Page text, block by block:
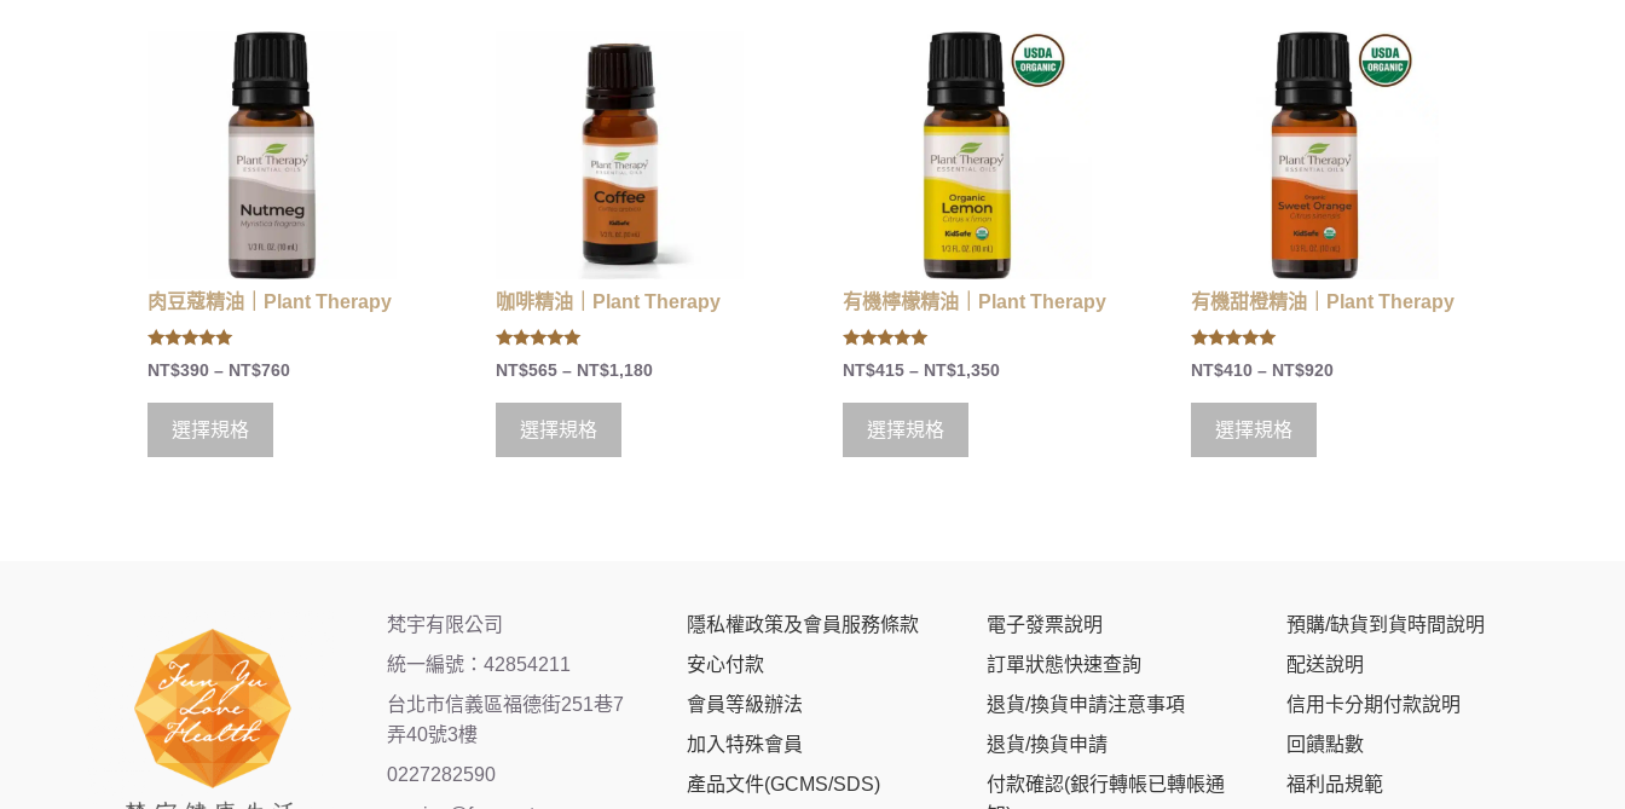
肉豆蔻精油｜Plant Therapy
5.00
out of 5
NT$390 – NT$760
選擇規格
咖啡精油｜Plant Therapy
5.00
out of 5
NT$565 – NT$1,180
選擇規格
有機檸檬精油｜Plant Therapy
5.00
out of 5
NT$415 – NT$1,350
選擇規格
有機甜橙精油｜Plant Therapy
5.00
out of 5
NT$410 – NT$920
選擇規格
梵宇有限公司
統一編號：42854211
台北市信義區福德街251巷7
弄40號3樓
0227282590
隱私權政策及會員服務條款
安心付款
會員等級辦法
加入特殊會員
產品文件(GCMS/SDS)
電子發票說明
訂單狀態快速查詢
退貨/換貨申請注意事項
退貨/換貨申請
付款確認(銀行轉帳已轉帳通
預購/缺貨到貨時間說明
配送說明
信用卡分期付款說明
回饋點數
福利品規範